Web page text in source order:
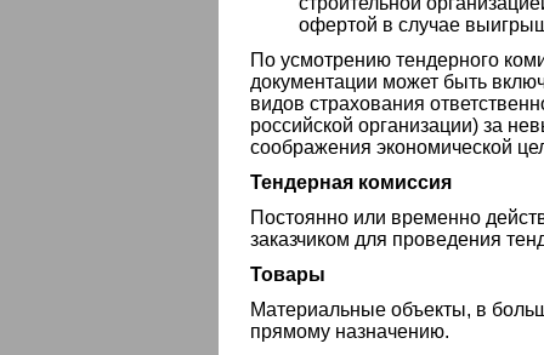
офертой в случае
По усмотрению тендерного
документации может быть
видов страхования
российской организации) за
соображения экономической
Тендерная комиссия
Постоянно или временно
заказчиком для проведения
Товары
Материальные объекты, в
прямому назначению.